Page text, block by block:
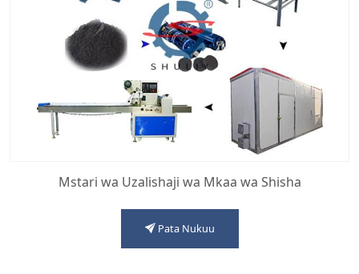
Mstari wa Uzalishaji wa Mkaa wa Shisha
Pata Nukuu